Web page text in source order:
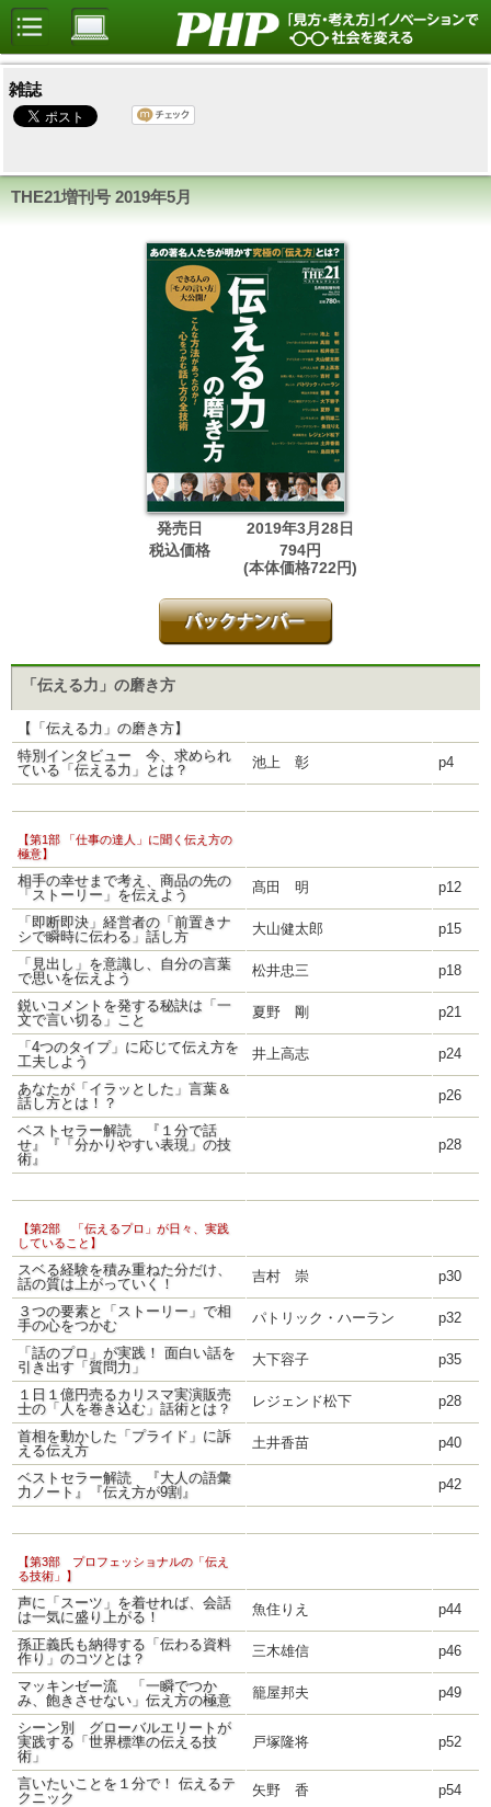
雑誌
THE21増刊号 2019年5月
発売日
2019年3月28日
税込価格
794円
(本体価格722円)
「伝える力」の磨き方
【「伝える力」の磨き方】
特別インタビュー 今、求められ
ている「伝える力」とは？
池上 彰 p4
【第1部 「仕事の達人」に聞く伝え方の
極意】
相手の幸せまで考え、商品の先の
「ストーリー」を伝えよう
髙田 明 p12
「即断即決」経営者の「前置きナ
シで瞬時に伝わる」話し方
大山健太郎 p15
「見出し」を意識し、自分の言葉
で思いを伝えよう
松井忠三 p18
鋭いコメントを発する秘訣は「一
文で言い切る」こと
夏野 剛 p21
「4つのタイプ」に応じて伝え方を
工夫しよう
井上高志 p24
あなたが「イラッとした」言葉＆
話し方とは！？
p26
ベストセラー解読 『１分で話
せ』『「分かりやすい表現」の技
術』
p28
【第2部 「伝えるプロ」が日々、実践
していること】
スベる経験を積み重ねた分だけ、
話の質は上がっていく！
吉村 崇 p30
３つの要素と「ストーリー」で相
手の心をつかむ
パトリック・ハーラン p32
「話のプロ」が実践！ 面白い話を
引き出す「質問力」
大下容子 p35
１日１億円売るカリスマ実演販売
士の「人を巻き込む」話術とは？
レジェンド松下 p28
首相を動かした「プライド」に訴
える伝え方
土井香苗 p40
ベストセラー解読 『大人の語彙
力ノート』『伝え方が9割』
p42
【第3部 プロフェッショナルの「伝え
る技術」】
声に「スーツ」を着せれば、会話
は一気に盛り上がる！
魚住りえ p44
孫正義氏も納得する「伝わる資料
作り」のコツとは？
三木雄信 p46
マッキンゼー流 「一瞬でつか
み、飽きさせない」伝え方の極意
籠屋邦夫 p49
シーン別 グローバルエリートが
実践する「世界標準の伝える技
術」
戸塚隆将 p52
言いたいことを１分で！ 伝えるテ
クニック
矢野 香 p54